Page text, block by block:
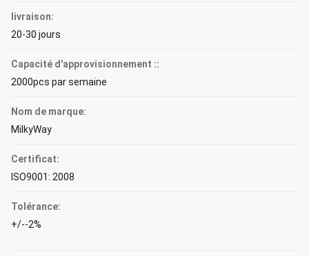
livraison:
20-30 jours
Capacité d'approvisionnement ::
2000pcs par semaine
Nom de marque:
MilkyWay
Certificat:
ISO9001: 2008
Tolérance:
+/--2%